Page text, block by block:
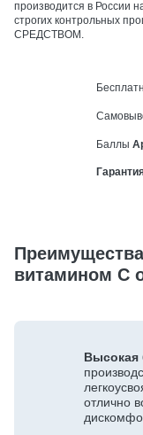
производится в России
строгих контрольных
СРЕДСТВОМ.
Баллы
витамином С
Высокая
отлично